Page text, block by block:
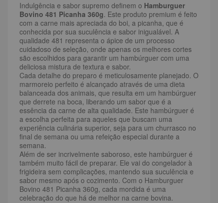
Indulgência e sabor supremo definem o Hamburguer
Bovino 481 Picanha 360g. Este produto premium é feito
com a carne mais apreciada do boi, a picanha, que é
conhecida por sua suculência e sabor inigualável. A
qualidade 481 representa o ápice de um processo
cuidadoso de seleção, onde apenas os melhores cortes
são escolhidos para garantir um hambúrguer com uma
deliciosa mistura de textura e sabor.
Cada detalhe do preparo é meticulosamente planejado. O
marmoreio perfeito é alcançado através de uma dieta
balanceada dos animais, que resulta em um hambúrguer
que derrete na boca, liberando um sabor que é a
essência da carne de alta qualidade. Este hambúrguer é
a escolha perfeita para aqueles que buscam uma
experiência culinária superior, seja para um churrasco no
final de semana ou uma refeição especial durante a
semana.
Além de ser incrivelmente saboroso, este hambúrguer é
também muito fácil de preparar. Ele vai do congelador à
frigideira sem complicações, mantendo sua suculência e
sabor mesmo após o cozimento. Com o Hamburguer
Bovino 481 Picanha 360g, cada mordida é uma
celebração do que há de melhor na carne bovina.